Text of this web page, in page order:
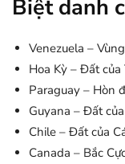
Biệt danh
Venezuela –
Hoa Kỳ – Đất của
Paraguay – Hòn
Guyana – Đất
Chile – Đất của
Canada – Bắc